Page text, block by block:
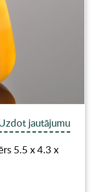
jautājumu
5.5 x 4.3 x